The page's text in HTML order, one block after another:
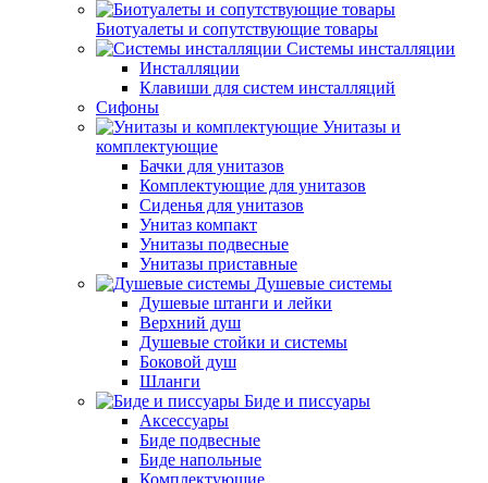
Биотуалеты и сопутствующие товары
Системы инсталляции
Инсталляции
Клавиши для систем инсталляций
Сифоны
Унитазы и
комплектующие
Бачки для унитазов
Комплектующие для унитазов
Сиденья для унитазов
Унитаз компакт
Унитазы подвесные
Унитазы приставные
Душевые системы
Душевые штанги и лейки
Верхний душ
Душевые стойки и системы
Боковой душ
Шланги
Биде и писсуары
Аксессуары
Биде подвесные
Биде напольные
Комплектующие